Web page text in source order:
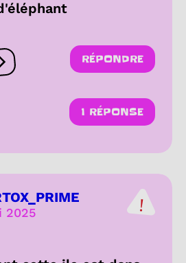
Ouvrir les réactions
RÉPONDRE
1 RÉPONSE
2025